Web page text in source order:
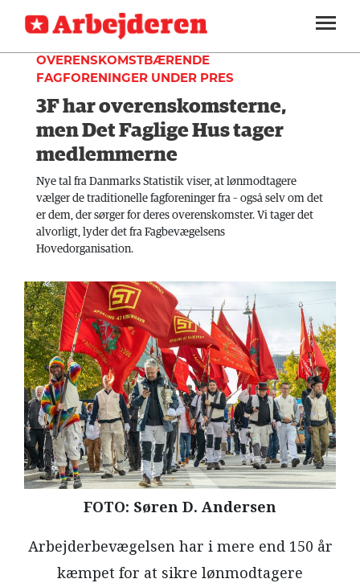
SEKTIONER
MENER
FAGLIGT
INDLAND
UDLAND
KULTUR
BLOGS
DEBAT
LÆSER
TIL
LÆSER
NAVNE
HISTORIE
TEORI
ABONNER
LOG IND
OM
ARBEJDEREN
OVERENSKOMSTBÆRENDE
FAGFORENINGER UNDER PRES
3F har overenskomsterne,
men Det Faglige Hus tager
medlemmerne
Nye tal fra Danmarks Statistik viser, at lønmodtagere
vælger de traditionelle fagforeninger fra – også selv om det
er dem, der sørger for deres overenskomster. Vi tager det
alvorligt, lyder det fra Fagbevægelsens
Hovedorganisation.
FOTO: Søren D. Andersen
Arbejderbevægelsen har i mere end 150 år
kæmpet for at sikre lønmodtagere